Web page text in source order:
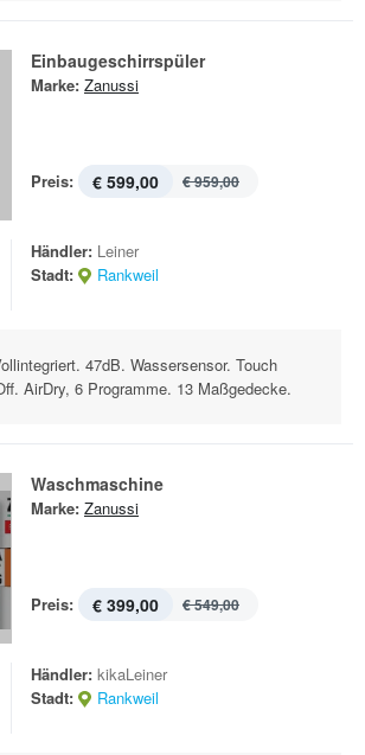
Einbaugeschirrspüler
Marke: Zanussi
Preis: € 599,00 € 959,00
Händler: Leiner
Stadt:
Rankweil
47dB. Wassersensor. Touch
AirDry, 6 Programme. 13 Maßgedecke.
Waschmaschine
Marke: Zanussi
Preis: € 399,00 € 549,00
Händler: kikaLeiner
Stadt:
Rankweil